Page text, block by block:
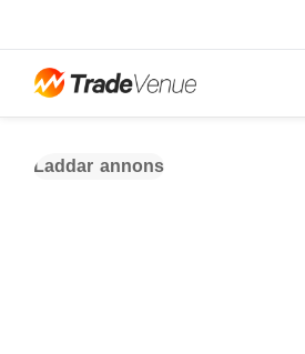
Laddar annons